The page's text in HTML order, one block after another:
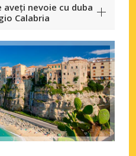
nevoie cu duba
Calabria